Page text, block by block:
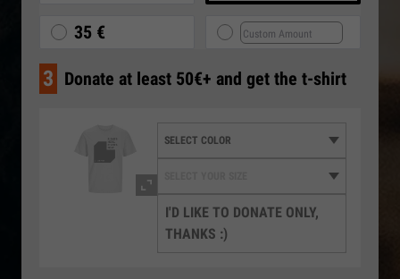
35 €
3 Donate at least 50€+ and get the t-shirt
I'D LIKE TO DONATE ONLY,
THANKS :)